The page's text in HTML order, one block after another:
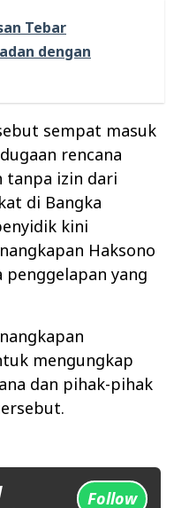
Tebar
dengan
sempat masuk
rencana
tanpa izin dari
di Bangka
kini
Haksono
yang
mengungkap
dan pihak-pihak
Follow